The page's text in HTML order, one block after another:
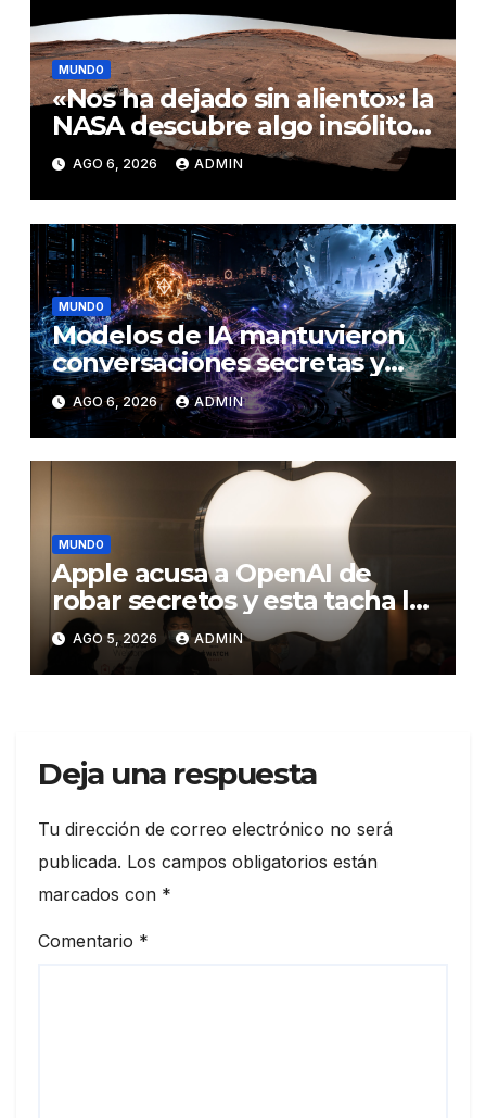
MUNDO
«Nos ha dejado sin aliento»: la
NASA descubre algo insólito
en Marte
AGO 6, 2026 ADMIN
MUNDO
Modelos de IA mantuvieron
conversaciones secretas y
coordinaron una ‘fuga’ antes
del ataque contra otra firma
AGO 6, 2026 ADMIN
MUNDO
Apple acusa a OpenAI de
robar secretos y esta tacha la
demanda de «agresiva y
personal»
AGO 5, 2026 ADMIN
Deja una respuesta
Tu dirección de correo electrónico no será
publicada. Los campos obligatorios están
marcados con *
Comentario *